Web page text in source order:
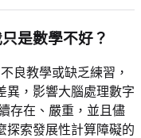
是數學不好？
良教學或缺乏練習，
異，影響大腦處理數字
存在、嚴重，並且儘
探索發展性計算障礙的